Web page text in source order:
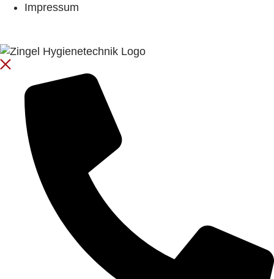
Impressum